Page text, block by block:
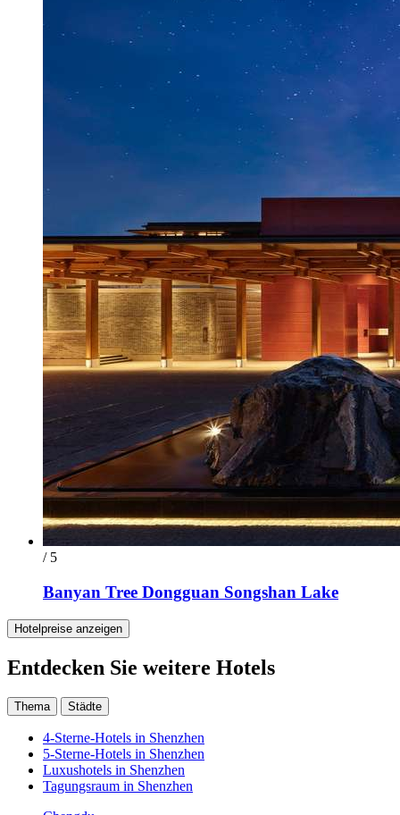
/ 5
Banyan Tree Dongguan Songshan Lake
Hotelpreise anzeigen
Entdecken Sie weitere Hotels
Thema Städte
4-Sterne-Hotels in Shenzhen
5-Sterne-Hotels in Shenzhen
Luxushotels in Shenzhen
Tagungsraum in Shenzhen